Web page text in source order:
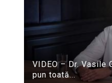
VIDEO – Dr. Vasile
pun toată...